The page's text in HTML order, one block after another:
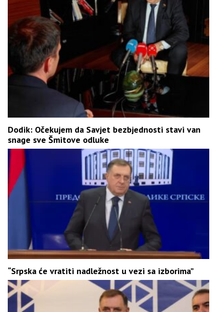
Dodik: Očekujem da Savjet bezbjednosti stavi van
snage sve Šmitove odluke
“Srpska će vratiti nadležnost u vezi sa izborima”